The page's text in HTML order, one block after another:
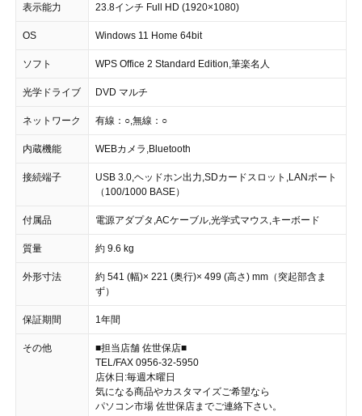
表示能力 23.8インチ Full HD (1920×1080)
OS Windows 11 Home 64bit
ソフト WPS Office 2 Standard Edition,筆楽名人
光学ドライブ DVD マルチ
ネットワーク 有線：○,無線：○
内蔵機能 WEBカメラ,Bluetooth
接続端子
USB 3.0,ヘッドホン出力,SDカードスロット,LANポート
（100/1000 BASE）
付属品 電源アダプタ,ACケーブル,光学式マウス,キーボード
質量 約 9.6 kg
外形寸法
約 541 (幅)× 221 (奥行)× 499 (高さ) mm（突起部含ま
ず）
保証期間 1年間
その他
■担当店舗 佐世保店■
TEL/FAX 0956-32-5950
店休日:毎週木曜日
気になる商品やカスタマイズご希望なら
パソコン市場 佐世保店までご連絡下さい。